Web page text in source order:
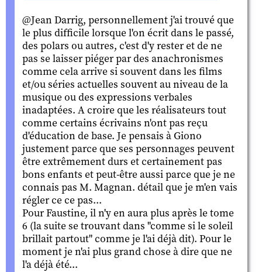
@Jean Darrig, personnellement j'ai trouvé que
le plus difficile lorsque l'on écrit dans le passé,
des polars ou autres, c'est d'y rester et de ne
pas se laisser piéger par des anachronismes
comme cela arrive si souvent dans les films
et/ou séries actuelles souvent au niveau de la
musique ou des expressions verbales
inadaptées. A croire que les réalisateurs tout
comme certains écrivains n'ont pas reçu
d'éducation de base. Je pensais à Giono
justement parce que ses personnages peuvent
être extrêmement durs et certainement pas
bons enfants et peut-être aussi parce que je ne
connais pas M. Magnan. détail que je m'en vais
régler ce ce pas...
Pour Faustine, il n'y en aura plus après le tome
6 (la suite se trouvant dans "comme si le soleil
brillait partout" comme je l'ai déjà dit). Pour le
moment je n'ai plus grand chose à dire que ne
l'a déjà été...